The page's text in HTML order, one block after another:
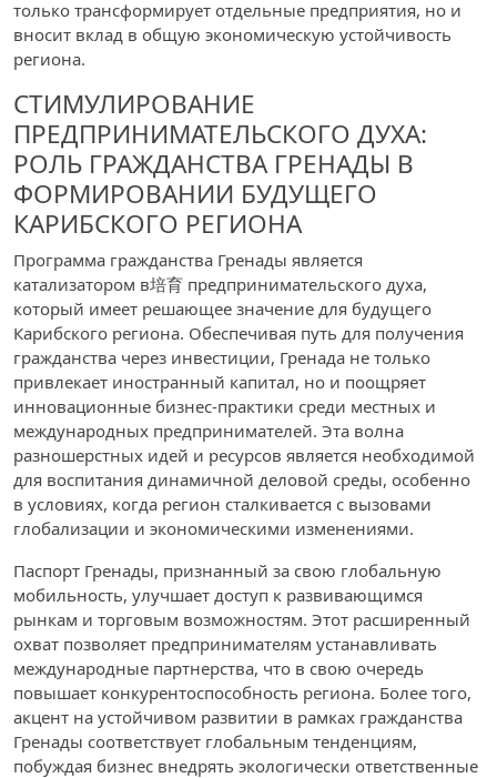
только трансформирует отдельные предприятия, но и
вносит вклад в общую экономическую устойчивость
региона.
СТИМУЛИРОВАНИЕ
ПРЕДПРИНИМАТЕЛЬСКОГО ДУХА:
РОЛЬ ГРАЖДАНСТВА ГРЕНАДЫ В
ФОРМИРОВАНИИ БУДУЩЕГО
КАРИБСКОГО РЕГИОНА
Программа гражданства Гренады является
катализатором в培育 предпринимательского духа,
который имеет решающее значение для будущего
Карибского региона. Обеспечивая путь для получения
гражданства через инвестиции, Гренада не только
привлекает иностранный капитал, но и поощряет
инновационные бизнес-практики среди местных и
международных предпринимателей. Эта волна
разношерстных идей и ресурсов является необходимой
для воспитания динамичной деловой среды, особенно
в условиях, когда регион сталкивается с вызовами
глобализации и экономическими изменениями.
Паспорт Гренады, признанный за свою глобальную
мобильность, улучшает доступ к развивающимся
рынкам и торговым возможностям. Этот расширенный
охват позволяет предпринимателям устанавливать
международные партнерства, что в свою очередь
повышает конкурентоспособность региона. Более того,
акцент на устойчивом развитии в рамках гражданства
Гренады соответствует глобальным тенденциям,
побуждая бизнес внедрять экологически ответственные